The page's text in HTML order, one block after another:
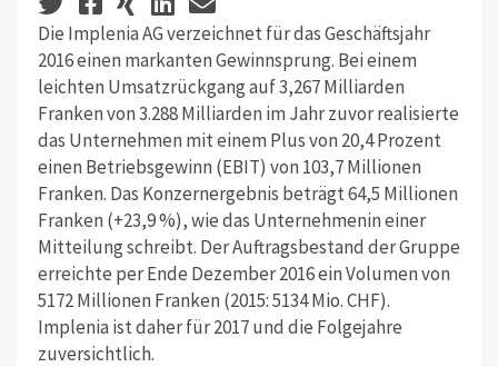
Die Implenia AG verzeichnet für das Geschäftsjahr
2016 einen markanten Gewinnsprung. Bei einem
leichten Umsatzrückgang auf 3,267 Milliarden
Franken von 3.288 Milliarden im Jahr zuvor realisierte
das Unternehmen mit einem Plus von 20,4 Prozent
einen Betriebsgewinn (EBIT) von 103,7 Millionen
Franken. Das Konzernergebnis beträgt 64,5 Millionen
Franken (+23,9 %), wie das Unternehmenin einer
Mitteilung schreibt. Der Auftragsbestand der Gruppe
erreichte per Ende Dezember 2016 ein Volumen von
5172 Millionen Franken (2015: 5134 Mio. CHF).
Implenia ist daher für 2017 und die Folgejahre
zuversichtlich.